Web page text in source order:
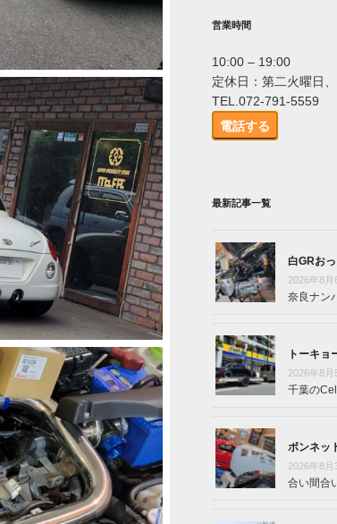
営業時間
10:00 – 19:00
定休日：第二火曜日
TEL.072-791-5559
電話する
最新記事一覧
白GRお
2026年8月
奈良ナン
トーキョ
2026年8月
千葉の
ボンネッ
2026年8月
合い間合